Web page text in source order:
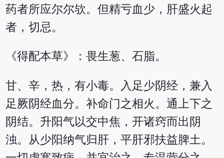
药者所应尔尔欤。但精亏血少，肝盛火起
者，切忌。
《得配本草》：畏生葱、石脂。
甘、辛，热，有小毒。入足少阴经，兼入
足厥阴经血分。补命门之相火。通上下之
阴结。升阳气以交中焦，开诸窍而出阴
浊。从少阳纳气归肝，平肝邪扶益脾土。